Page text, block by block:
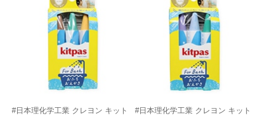
#日本理化学工業 クレヨン キット
#日本理化学工業 クレヨン キット